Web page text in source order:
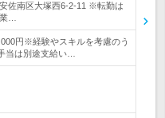
佐南区大塚西6-2-11 ※転勤は
…
円※経験やスキルを考慮のう
当は別途支給い…